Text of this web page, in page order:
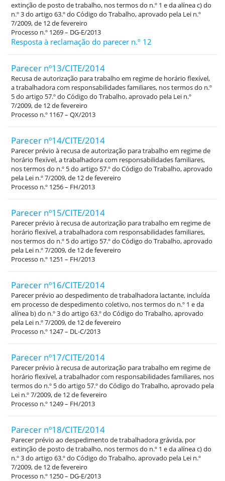
extinção de posto de trabalho, nos termos do n.º 1 e da alínea c) do
n.º 3 do artigo 63.º do Código do Trabalho, aprovado pela Lei n.º
7/2009, de 12 de fevereiro
Processo n.º 1269 – DG-E/2013
Resposta à reclamação do parecer n.º 12
Parecer nº13/CITE/2014
Recusa de autorização para trabalho em regime de horário flexível,
a trabalhadora com responsabilidades familiares, nos termos do n.º
5 do artigo 57.º do Código do Trabalho, aprovado pela Lei n.º
7/2009, de 12 de fevereiro
Processo n.º 1167 – QX/2013
Parecer nº14/CITE/2014
Parecer prévio à recusa de autorização para trabalho em regime de
horário flexível, a trabalhadora com responsabilidades familiares,
nos termos do n.º 5 do artigo 57.º do Código do Trabalho, aprovado
pela Lei n.º 7/2009, de 12 de fevereiro
Processo n.º 1256 – FH/2013
Parecer nº15/CITE/2014
Parecer prévio à recusa de autorização para trabalho em regime de
horário flexível, a trabalhadora com responsabilidades familiares,
nos termos do n.º 5 do artigo 57.º do Código do Trabalho, aprovado
pela Lei n.º 7/2009, de 12 de fevereiro
Processo n.º 1251 – FH/2013
Parecer nº16/CITE/2014
Parecer prévio ao despedimento de trabalhadora lactante, incluída
em processo de despedimento coletivo, nos termos do n.º 1 e da
alínea b) do n.º 3 do artigo 63.º do Código do Trabalho, aprovado
pela Lei n.º 7/2009, de 12 de fevereiro
Processo n.º 1247 – DL-C/2013
Parecer nº17/CITE/2014
Parecer prévio à recusa de autorização para trabalho em regime de
horário flexível, a trabalhador com responsabilidades familiares, nos
termos do n.º 5 do artigo 57.º do Código do Trabalho, aprovado pela
Lei n.º 7/2009, de 12 de fevereiro
Processo n.º 1249 – FH/2013
Parecer nº18/CITE/2014
Parecer prévio ao despedimento de trabalhadora grávida, por
extinção de posto de trabalho, nos termos do n.º 1 e da alínea c) do
n.º 3 do artigo 63.º do Código do Trabalho, aprovado pela Lei n.º
7/2009, de 12 de fevereiro
Processo n.º 1250 – DG-E/2013